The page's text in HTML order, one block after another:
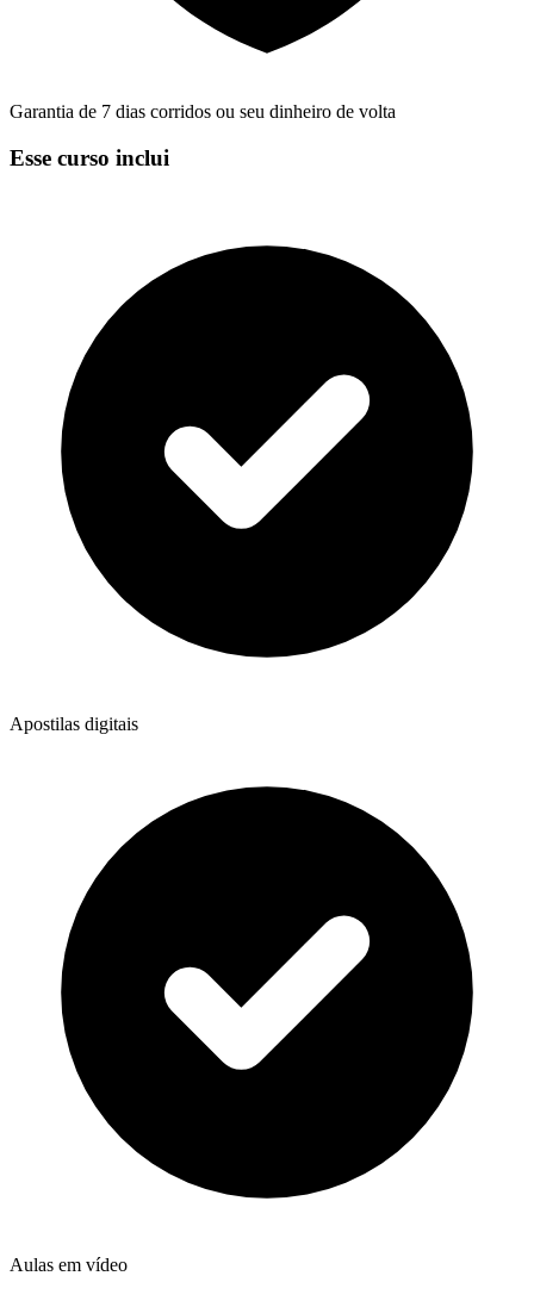
Garantia de 7 dias corridos ou seu dinheiro de volta
Esse curso inclui
Apostilas digitais
Aulas em vídeo